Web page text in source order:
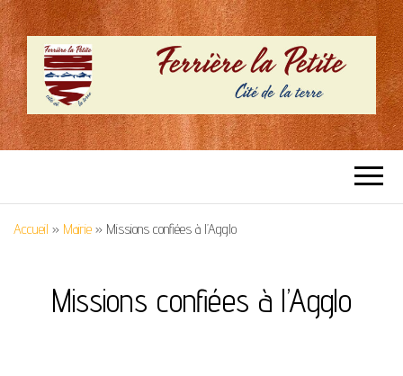
SITE OFFICIEL –
FERRIERE LA
PETITE
Cité de la terre
Accueil » Mairie » Missions confiées à l’Agglo
Missions confiées à l’Agglo